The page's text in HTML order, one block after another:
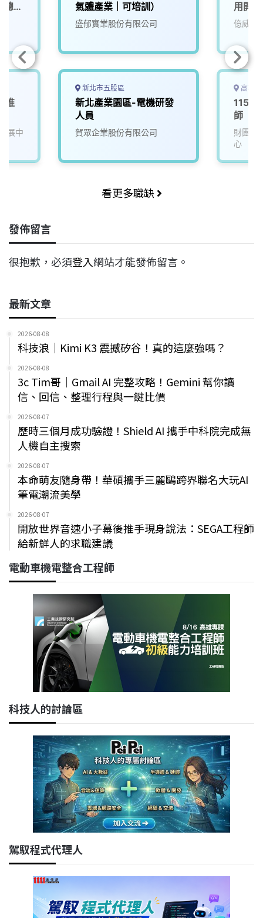
公
推
展中
氣體產業｜可培訓）
盛郁實業股份有限公司
新北市五股區
新北產業園區-電機研發
人員
賀眾企業股份有限公司
用開
億威電
高雄
師
財團法
心
看更多職缺
發佈留言
很抱歉，必須登入網站才能發佈留言。
最新文章
2026-08-08
科技浪｜Kimi K3 震撼矽谷！真的這麼強嗎？
2026-08-08
3c Tim哥｜Gmail AI 完整攻略！Gemini 幫你讀
信、回信、整理行程與一鍵比價
2026-08-07
歷時三個月成功驗證！Shield AI 攜手中科院完成無
人機自主搜索
2026-08-07
本命萌友隨身帶！華碩攜手三麗鷗跨界聯名大玩AI
筆電潮流美學
2026-08-07
開放世界音速小子幕後推手現身說法：SEGA工程師
給新鮮人的求職建議
電動車機電整合工程師
科技人的討論區
駕馭程式代理人